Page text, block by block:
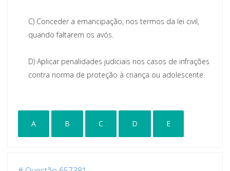
C) Conceder a emancipação, nos termos da lei civil,
quando faltarem os avós.
D) Aplicar penalidades judiciais nos casos de infrações
contra norma de proteção à criança ou adolescente.
A B C D E